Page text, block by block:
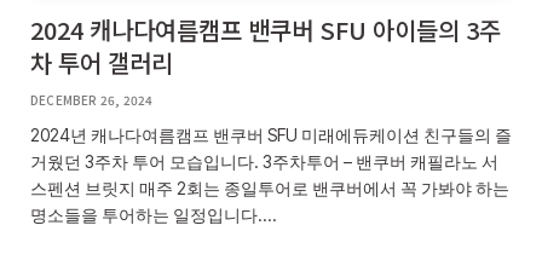
2024 캐나다여름캠프 밴쿠버 SFU 아이들의 3주
차 투어 갤러리
DECEMBER 26, 2024
2024년 캐나다여름캠프 밴쿠버 SFU 미래에듀케이션 친구들의 즐
거웠던 3주차 투어 모습입니다. 3주차투어 – 밴쿠버 캐필라노 서
스펜션 브릿지 매주 2회는 종일투어로 밴쿠버에서 꼭 가봐야 하는
명소들을 투어하는 일정입니다.…